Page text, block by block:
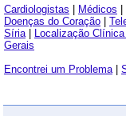
Cardiologistas
Médicos
Doenças do Coração
Síria| Localização
Gerais
Encontrei um Problema|